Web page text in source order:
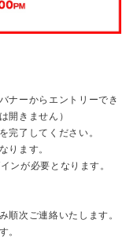
ナーからエントリーでき
開きません）
完了してください。
ります。
ンが必要となります。
順次ご連絡いたします。
。